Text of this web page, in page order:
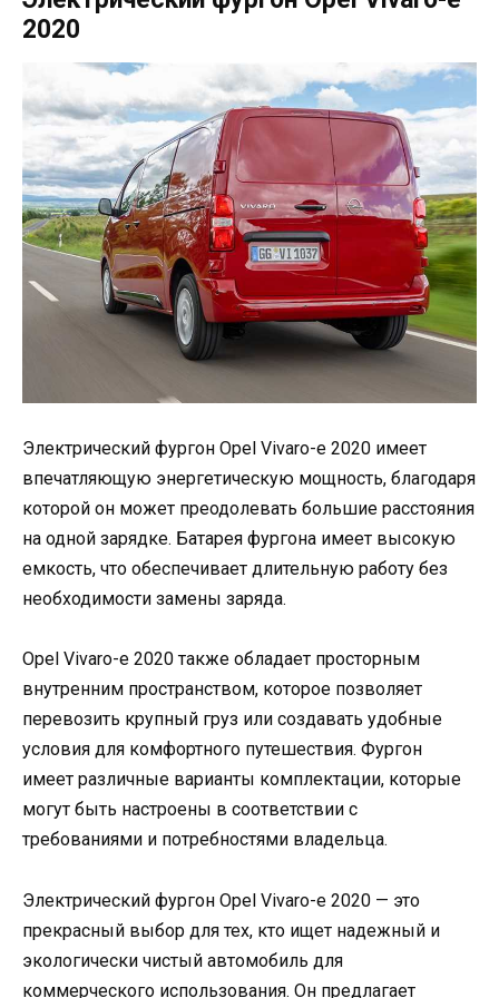
2020
Электрический фургон Opel Vivaro-e 2020 имеет
впечатляющую энергетическую мощность, благодаря
которой он может преодолевать большие расстояния
на одной зарядке. Батарея фургона имеет высокую
емкость, что обеспечивает длительную работу без
необходимости замены заряда.
Opel Vivaro-e 2020 также обладает просторным
внутренним пространством, которое позволяет
перевозить крупный груз или создавать удобные
условия для комфортного путешествия. Фургон
имеет различные варианты комплектации, которые
могут быть настроены в соответствии с
требованиями и потребностями владельца.
Электрический фургон Opel Vivaro-e 2020 — это
прекрасный выбор для тех, кто ищет надежный и
экологически чистый автомобиль для
коммерческого использования. Он предлагает